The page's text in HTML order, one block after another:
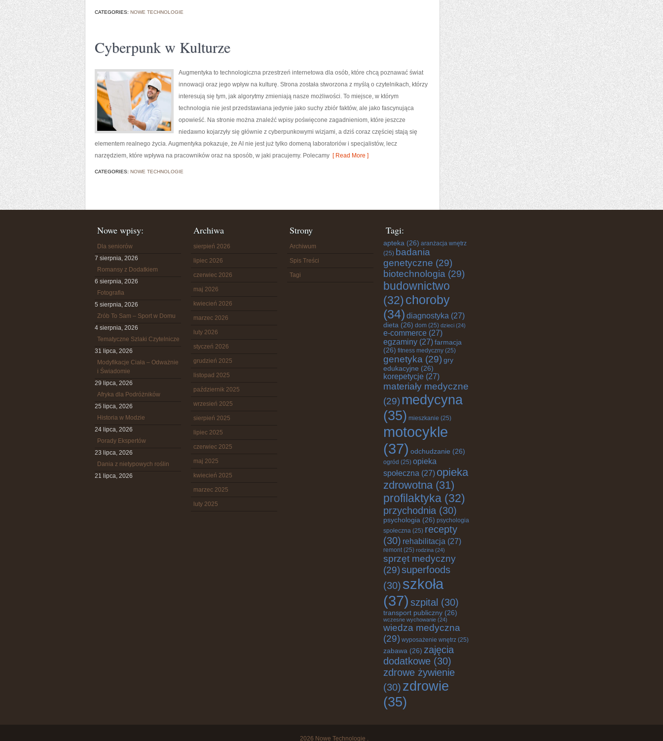
CATEGORIES: NOWE TECHNOLOGIE
Cyberpunk w Kulturze
Augmentyka to technologiczna przestrzeń internetowa dla osób, które chcą poznawać świat
innowacji oraz jego wpływ na kulturę. Strona została stworzona z myślą o czytelnikach, którzy
interesują się tym, jak algorytmy zmieniają nasze możliwości. To miejsce, w którym
technologia nie jest przedstawiana jedynie jako suchy zbiór faktów, ale jako fascynująca
opowieść. Na stronie można znaleźć wpisy poświęcone zagadnieniom, które jeszcze
niedawno kojarzyły się głównie z cyberpunkowymi wizjami, a dziś coraz częściej stają się
elementem realnego życia. Augmentyka pokazuje, że AI nie jest już tylko domeną laboratoriów i specjalistów, lecz
narzędziem, które wpływa na pracowników oraz na sposób, w jaki pracujemy. Polecamy [ Read More ]
CATEGORIES: NOWE TECHNOLOGIE
Nowe wpisy:
Dla seniorów
7 sierpnia, 2026
Romansy z Dodatkiem
6 sierpnia, 2026
Fotografia
5 sierpnia, 2026
Zrób To Sam – Sport w Domu
4 sierpnia, 2026
Tematyczne Szlaki Czytelnicze
31 lipca, 2026
Modyfikacje Ciała – Odważnie
i Świadomie
29 lipca, 2026
Afryka dla Podróżników
25 lipca, 2026
Historia w Modzie
24 lipca, 2026
Porady Ekspertów
23 lipca, 2026
Dania z nietypowych roślin
21 lipca, 2026
Archiwa
sierpień 2026
lipiec 2026
czerwiec 2026
maj 2026
kwiecień 2026
marzec 2026
luty 2026
styczeń 2026
grudzień 2025
listopad 2025
październik 2025
wrzesień 2025
sierpień 2025
lipiec 2025
czerwiec 2025
maj 2025
kwiecień 2025
marzec 2025
luty 2025
Strony
Archiwum
Spis Treści
Tagi
Tagi:
apteka (26) aranżacja wnętrz
(25) badania
genetyczne (29)
biotechnologia (29)
budownictwo
(32)choroby
(34) diagnostyka (27)
dieta (26) dom (25) dzieci (24)
e-commerce (27)
egzaminy (27) farmacja
(26) fitness medyczny (25)
genetyka (29) gry
edukacyjne (26)
korepetycje (27)
materiały medyczne
(29) medycyna
(35) mieszkanie (25)
motocykle
(37) odchudzanie (26)
ogród (25) opieka
społeczna (27) opieka
zdrowotna(31)
profilaktyka (32)
przychodnia (30)
psychologia (26) psychologia
społeczna (25) recepty
(30) rehabilitacja (27)
remont (25) rodzina (24)
sprzęt medyczny
(29)superfoods
(30) szkoła
(37) szpital (30)
transport publiczny (26)
wczesne wychowanie (24)
wiedza medyczna
(29) wyposażenie wnętrz (25)
zabawa (26) zajęcia
dodatkowe (30)
zdrowe żywienie
(30) zdrowie
(35)
2026 Nowe Technologie .